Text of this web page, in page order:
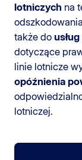
lotniczych na
także do
dotyczące
linie lotnicze
opóźnienia
lotniczej.